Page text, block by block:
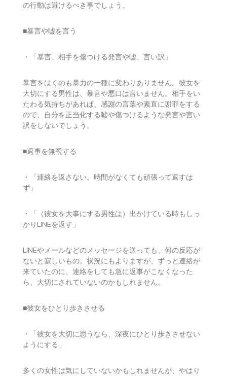
の行動は避けるべき事でしょう。
■暴言や嘘を言う
・「暴言、相手を傷つける発言や嘘、言い訳」
暴言をはくのも暴力の一種に変わりありません。彼女を
大切にする男性は、暴言や悪口は言いません。相手をい
たわる気持ちがあれば、感謝の言葉や素直に謝罪をする
ので、自分を正当化する嘘や傷つけるような発言や言い
訳をしないでしょう。
■返事を無視する
・「連絡を返さない。時間がなくても頑張って返すは
ず」
・「（彼女を大事にする男性は）出かけている時もしっ
かりLINEを返す」
LINEやメールなどのメッセージを送っても、何の反応が
ないと寂しいもの。状況にもよりますが、ずっと連絡が
来ていたのに、連絡をしても急に返事がこなくなった
ら、大切にされていないのかもしれません。
■彼女をひとり歩きさせる
・「彼女を大切に思うなら、深夜にひとり歩きさせない
ようにする」
多くの女性は気にしていないかもしれませんが、やはり